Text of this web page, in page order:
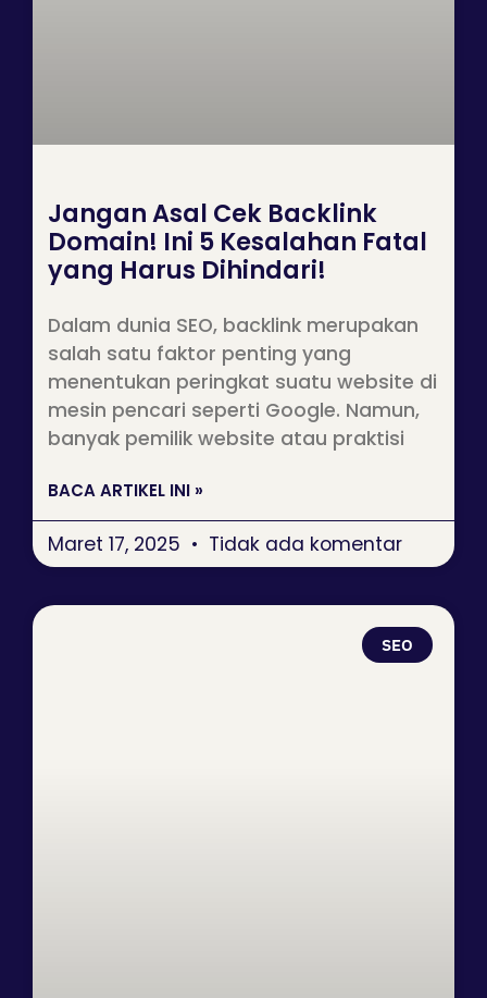
Jangan Asal Cek Backlink
Domain! Ini 5 Kesalahan Fatal
yang Harus Dihindari!
Dalam dunia SEO, backlink merupakan
salah satu faktor penting yang
menentukan peringkat suatu website di
mesin pencari seperti Google. Namun,
banyak pemilik website atau praktisi
BACA ARTIKEL INI »
Maret 17, 2025 Tidak ada komentar
SEO